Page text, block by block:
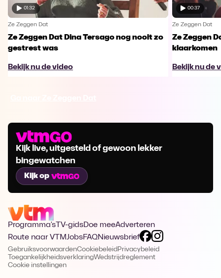
01:32
Ze Zeggen Dat
Ze Zeggen Dat Dina Tersago nog nooit zo
gestrest was
Bekijk nu de video
00:37
Ze Zeggen Dat
Ze Zeggen
klaarkomen
Bekijk nu de
Kijk live, uitgesteld of gewoon lekker
bingewatchen
Kijk op
Programma's TV-gidsDoe meeAdverteren
Route naar VTMJobsFAQNieuwsbrief
GebruiksvoorwaardenCookiebeleid Privacybeleid
ToegankelijkheidsverklaringWedstrijdreglement
Cookie instellingen